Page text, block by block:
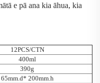
e pā ana kia āhua, kia
12PCS/CTN
400ml
390g
65mm.d* 200mm.h